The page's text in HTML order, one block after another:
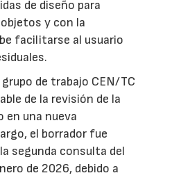
de diseño para
y con la
facilitarse al usuario
de trabajo CEN/TC
de la revisión de la
en una nueva
el borrador fue
segunda consulta del
de 2026, debido a